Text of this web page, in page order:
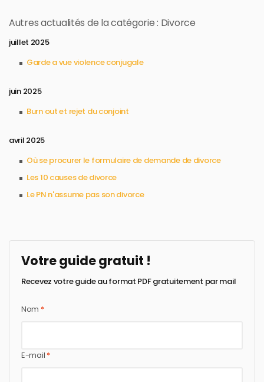
Autres actualités de la catégorie : Divorce
juillet 2025
Garde a vue violence conjugale
juin 2025
Burn out et rejet du conjoint​
avril 2025
Où se procurer le formulaire de demande de divorce​
Les 10 causes de divorce​
Le PN n'assume pas son divorce​
Votre guide gratuit !
Recevez votre guide au format PDF gratuitement par mail
Nom *
E-mail *